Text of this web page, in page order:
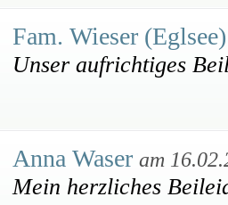
Fam. Wieser
Unser aufrichtiges
Anna Waser am
Mein herzliches